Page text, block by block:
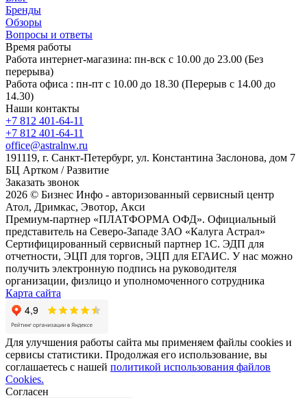
Бренды
Обзоры
Вопросы и ответы
Время работы
Работа интернет-магазина: пн-вск с 10.00 до 23.00 (Без
перерыва)
Работа офиса : пн-пт с 10.00 до 18.30 (Перерыв с 14.00 до
14.30)
Наши контакты
+7 812 401-64-11
+7 812 401-64-11
office@astralnw.ru
191119, г. Санкт-Петербург, ул. Константина Заслонова, дом 7
БЦ Артком / Развитие
Заказать звонок
2026 © Бизнес Инфо - авторизованный сервисный центр
Атол, Дримкас, Эвотор, Акси
Премиум-партнер «ПЛАТФОРМА ОФД». Официальный
представитель на Северо-Западе ЗАО «Калуга Астрал»
Сертифицированный сервисный партнер 1C. ЭДП для
отчетности, ЭЦП для торгов, ЭЦП для ЕГАИС. У нас можно
получить электронную подпись на руководителя
организации, физлицо и уполномоченного сотрудника
Карта сайта
Для улучшения работы сайта мы применяем файлы cookies и
сервисы статистики. Продолжая его использование, вы
соглашаетесь с нашей политикой использования файлов
Cookies.
Согласен